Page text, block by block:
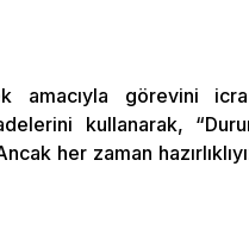
amacıyla görevini
kullanarak,
her zaman